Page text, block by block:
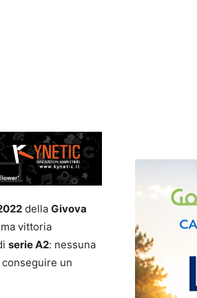
della Givova
vittoria
serie A2: nessuna
un